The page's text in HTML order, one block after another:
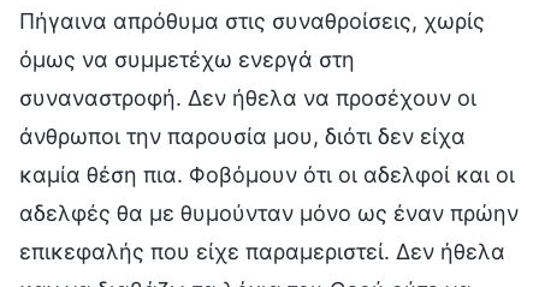
Πήγαινα απρόθυμα στις συναθροίσεις, χωρίς
όμως να συμμετέχω ενεργά στη
συναναστροφή. Δεν ήθελα να προσέχουν οι
άνθρωποι την παρουσία μου, διότι δεν είχα
καμία θέση πια. Φοβόμουν ότι οι αδελφοί και οι
αδελφές θα με θυμούνταν μόνο ως έναν πρώην
επικεφαλής που είχε παραμεριστεί. Δεν ήθελα